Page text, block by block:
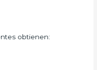
obtienen: